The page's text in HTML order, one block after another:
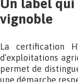
Un label
vignoble
La certification
d’exploitations
permet de
une démarche